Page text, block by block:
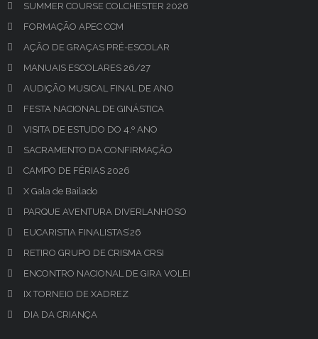
SUMMER COURSE COLCHESTER 2026
FORMAÇÃO APEC CCM
AÇÃO DE GRAÇAS PRÉ-ESCOLAR
MANUAIS ESCOLARES 26/27
AUDIÇÃO MUSICAL FINAL DE ANO
FESTA NACIONAL DE GINÁSTICA
VISITA DE ESTUDO DO 4.º ANO
SACRAMENTO DA CONFIRMAÇÃO
CAMPO DE FÉRIAS 2026
X Gala de Bailado
PARQUE AVENTURA DIVERLANHOSO
EUCARISTIA FINALISTAS’26
RETIRO GRUPO DE CRISMA CRSI
ENCONTRO NACIONAL DE GIRA VOLEI
IX TORNEIO DE XADREZ
DIA DA CRIANÇA